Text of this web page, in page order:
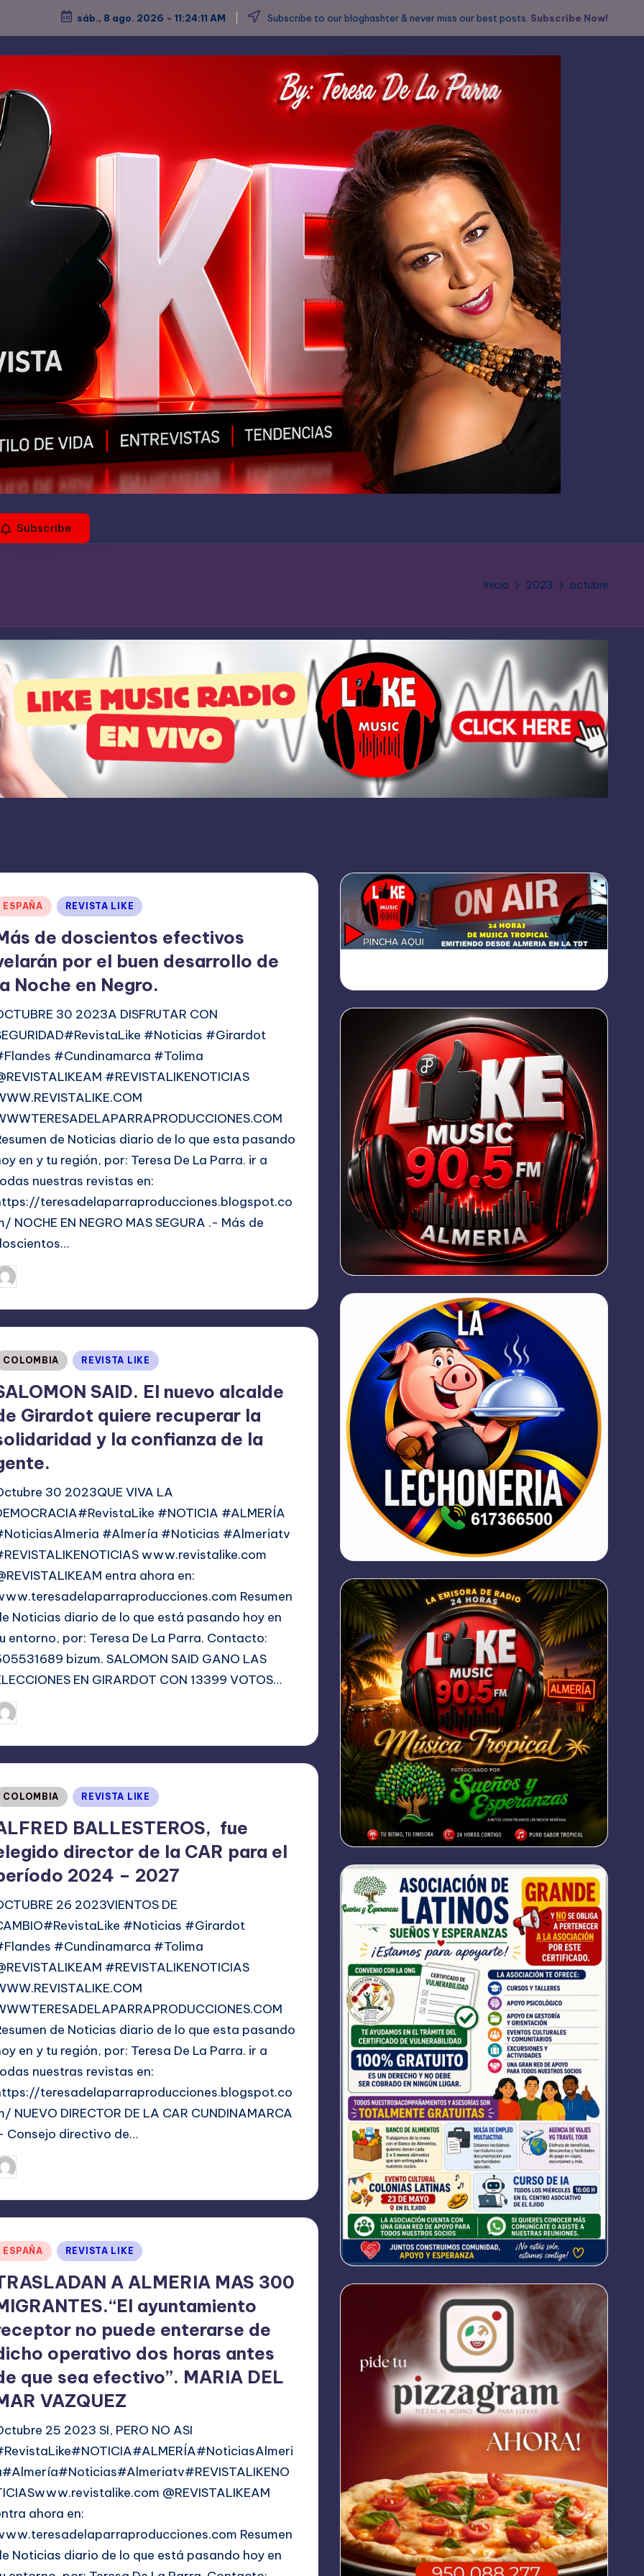
sáb., 8 ago. 2026- 11:24:13 AM Subscribe to our bloghashter & never miss our best posts. Subscribe Now!
Subscribe
Inicio 2023 octubre
ESPAÑA REVISTA LIKE
de doscientos efectivos
por el buen desarrollo de
Noche en Negro.
30 2023A DISFRUTAR CON
#Noticias #Girardot
#Cundinamarca #Tolima
#REVISTALIKENOTICIAS
de Noticias diario de lo que esta pasando
en y tu región, por: Teresa De La Parra. ir a
nuestras revistas en:
teresadelaparraproducciones.blogspot.co
NOCHE EN NEGRO MAS SEGURA .- Más de
COLOMBIA REVISTA LIKE
SAID. El nuevo alcalde
Girardot quiere recuperar la
y la confianza de la
30 2023QUE VIVA LA
#NOTICIA #ALMERÍA
#Almería #Noticias #Almeriatv
www.revistalike.com
entra ahora en:
Resumen
Noticias diario de lo que está pasando hoy en
entorno, por: Teresa De La Parra. Contacto:
bizum. SALOMON SAID GANO LAS
EN GIRARDOT CON 13399 VOTOS…
COLOMBIA REVISTA LIKE
BALLESTEROS, fue
director de la CAR para el
2024 – 2027
26 2023VIENTOS DE
#Noticias #Girardot
#Cundinamarca #Tolima
#REVISTALIKENOTICIAS
de Noticias diario de lo que esta pasando
en y tu región, por: Teresa De La Parra. ir a
nuestras revistas en:
teresadelaparraproducciones.blogspot.co
NUEVO DIRECTOR DE LA CAR CUNDINAMARCA
Consejo directivo de…
ESPAÑA REVISTA LIKE
A ALMERIA MAS 300
ayuntamiento
no puede enterarse de
operativo dos horas antes
que sea efectivo”. MARIA DEL
VAZQUEZ
25 2023 SI, PERO NO ASI
@REVISTALIKEAM
ahora en:
Resumen
Noticias diario de lo que está pasando hoy en
sid=1